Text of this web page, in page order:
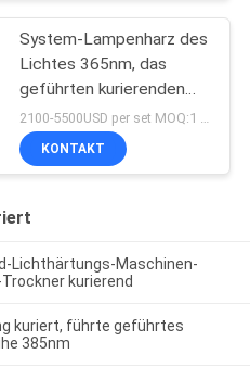
System-Lampenharz des
Lichtes 365nm, das
geführten kurierenden
UVofen des Kastens
405nm trocknet
2100-5500USD per set MOQ:1 Satz
KONTAKT
Lichthärtungs-Maschinen-
kurierend
kuriert, führte geführtes
385nm